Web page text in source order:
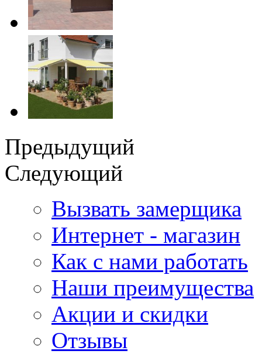
Предыдущий
Следующий
Вызвать замерщика
Интернет - магазин
Как с нами работать
Наши преимущества
Акции и скидки
Отзывы